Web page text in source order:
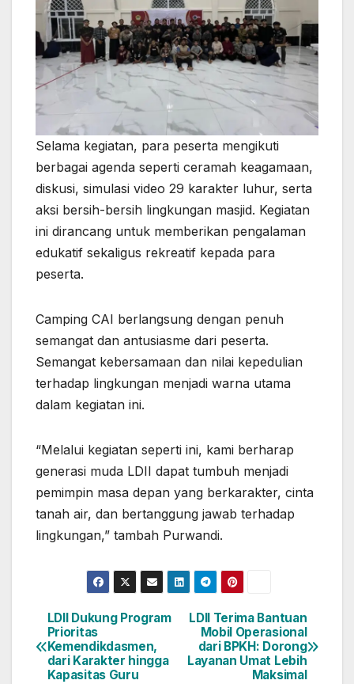
Selama kegiatan, para peserta mengikuti
berbagai agenda seperti ceramah keagamaan,
diskusi, simulasi video 29 karakter luhur, serta
aksi bersih-bersih lingkungan masjid. Kegiatan
ini dirancang untuk memberikan pengalaman
edukatif sekaligus rekreatif kepada para
peserta.
Camping CAI berlangsung dengan penuh
semangat dan antusiasme dari peserta.
Semangat kebersamaan dan nilai kepedulian
terhadap lingkungan menjadi warna utama
dalam kegiatan ini.
“Melalui kegiatan seperti ini, kami berharap
generasi muda LDII dapat tumbuh menjadi
pemimpin masa depan yang berkarakter, cinta
tanah air, dan bertanggung jawab terhadap
lingkungan,” tambah Purwandi.
Navigasi
pos
LDII Terima Bantuan
Mobil Operasional
dari BPKH: Dorong
Layanan Umat Lebih
Maksimal
LDII Dukung Program
Prioritas
Kemendikdasmen,
dari Karakter hingga
Kapasitas Guru